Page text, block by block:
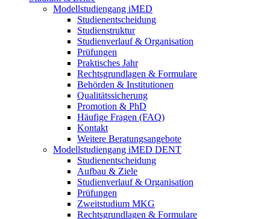
Modellstudiengang iMED
Studienentscheidung
Studienstruktur
Studienverlauf & Organisation
Prüfungen
Praktisches Jahr
Rechtsgrundlagen & Formulare
Behörden & Institutionen
Qualitätssicherung
Promotion & PhD
Häufige Fragen (FAQ)
Kontakt
Weitere Beratungsangebote
Modellstudiengang iMED DENT
Studienentscheidung
Aufbau & Ziele
Studienverlauf & Organisation
Prüfungen
Zweitstudium MKG
Rechtsgrundlagen & Formulare